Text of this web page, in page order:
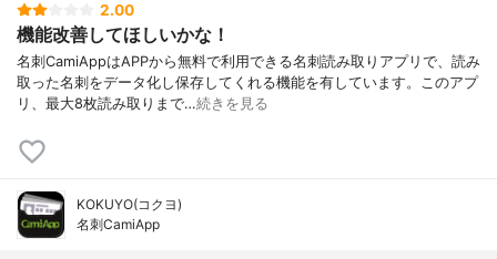
2.00
機能改善してほしいかな！
名刺CamiAppはAPPから無料で利用できる名刺読み取りアプリで、読み
取った名刺をデータ化し保存してくれる機能を有しています。このアプ
リ、最大8枚読み取りまで…続きを見る
KOKUYO(コクヨ)
名刺CamiApp